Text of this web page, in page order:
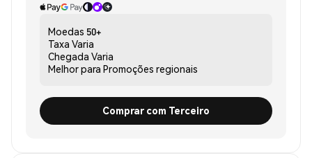
Moedas 50+
Taxa Varia
Chegada Varia
Melhor para Promoções regionais
Comprar com Terceiro